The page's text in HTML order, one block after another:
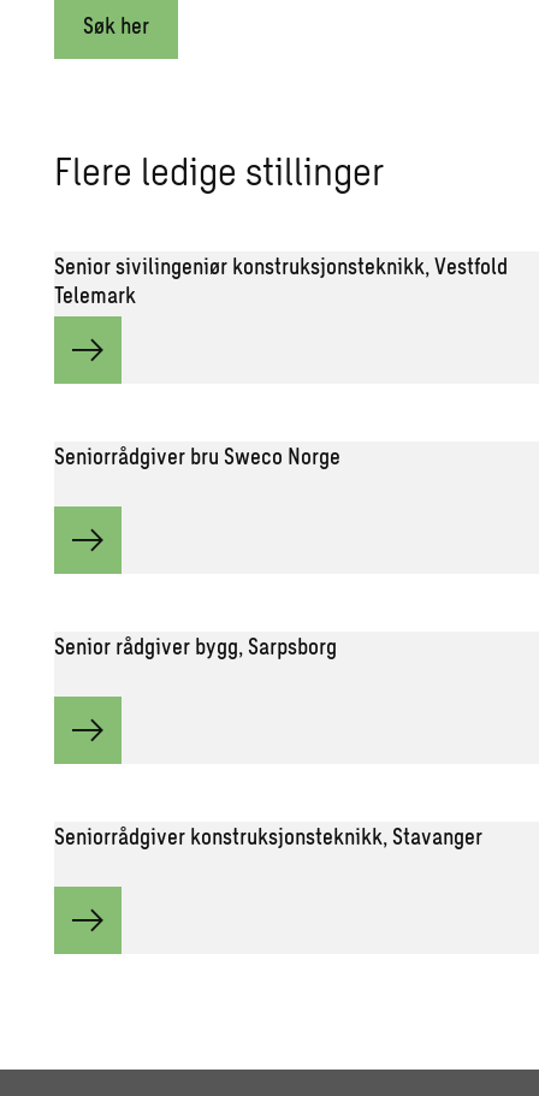
Søk her
Flere ledige stillinger
Senior sivilingeniør konstruksjonsteknikk, Vestfold
Telemark
Seniorrådgiver bru Sweco Norge
Senior rådgiver bygg, Sarpsborg
Seniorrådgiver konstruksjonsteknikk, Stavanger